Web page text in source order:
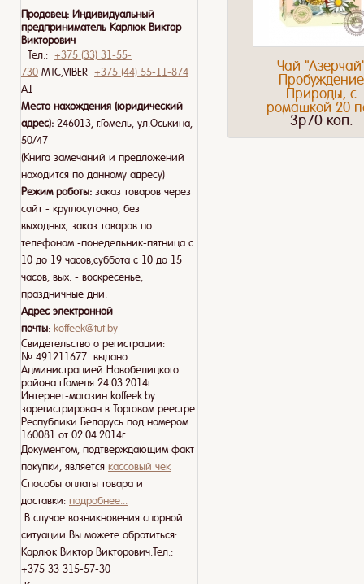
Продавец: Индивидуальный
предприниматель Карлюк Виктор
Викторович
Тел.: +375 (33) 31-55-
730 МТС,VIBER +375 (44) 55-11-874
A1
Место нахождения (юридический
адрес): 246013, г.Гомель, ул.Оськина,
50/47
(Книга замечаний и предложений
находится по данному адресу)
Режим работы: заказ товаров через
сайт - круглосуточно, без
выходных, заказ товаров по
телефонам -понедельник-пятница с
10 до 19 часов,суббота с 10 до 15
часов, вых. - воскресенье,
праздничные дни.
Адрес электронной
почты: koffeek@tut.by
Свидетельство о регистрации:
№ 491211677 выдано
Администрацией Новобелицкого
района г.Гомеля 24.03.2014г.
Интернет-магазин koffeek.by
зарегистрирован в Торговом реестре
Республики Беларусь под номером
160081 от 02.04.2014г.
Документом, подтверждающим факт
покупки, является кассовый чек
Способы оплаты товара и
доставки: подробнее...
В случае возникновения спорной
ситуации Вы можете обратиться:
Карлюк Виктор Викторович.Тел.:
+375 33 315-57-30
Чай
Пробуждение
Природы, с
ромашкой 20
3p70 коп.